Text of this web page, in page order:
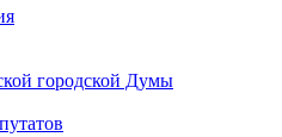
городской Думы